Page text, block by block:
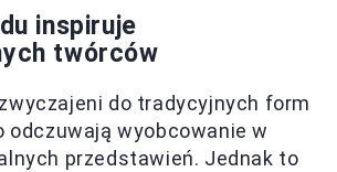
inspiruje
twórców
do tradycyjnych form
odczuwają wyobcowanie w
przedstawień. Jednak to